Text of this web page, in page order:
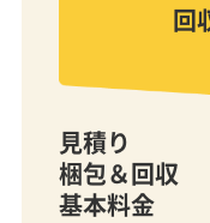
回
見積り
梱包＆回収
基本料金